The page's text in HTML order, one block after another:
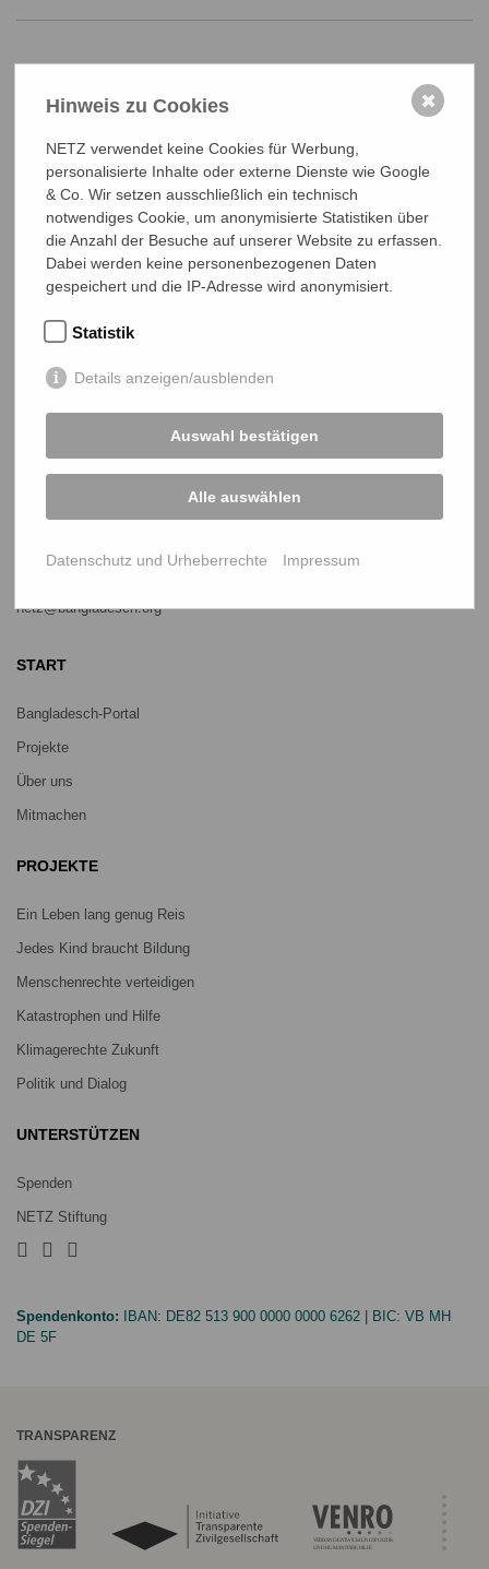
NETZ beim Altstadtfest Wetzlar
01
NETZ beim Liebigs Suppenfest 2026
Bangladeschtagung und NETZ-
Mitgliederversammlung 2027
NETZ Partnerschaft für Entwicklung und Gerechtigkeit e.V.
Germany
netz@bangladesch.org
START
Bangladesch-Portal
Projekte
Über uns
Mitmachen
PROJEKTE
Ein Leben lang genug Reis
Jedes Kind braucht Bildung
Menschenrechte verteidigen
Katastrophen und Hilfe
Klimagerechte Zukunft
Politik und Dialog
UNTERSTÜTZEN
Spenden
NETZ Stiftung
Spendenkonto: IBAN: DE82 513 900 0000 0000 6262 | BIC: VB MH
DE 5F
TRANSPARENZ
Hinweis zu Cookies
NETZ verwendet keine Cookies für Werbung,
personalisierte Inhalte oder externe Dienste wie Google
& Co. Wir setzen ausschließlich ein technisch
notwendiges Cookie, um anonymisierte Statistiken über
die Anzahl der Besuche auf unserer Website zu erfassen.
Dabei werden keine personenbezogenen Daten
gespeichert und die IP-Adresse wird anonymisiert.
Statistik
Details anzeigen/ausblenden
Auswahl bestätigen
Alle auswählen
Datenschutz und Urheberrechte Impressum
✖